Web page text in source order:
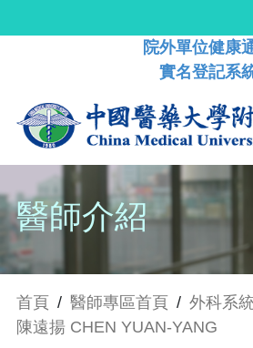
院外單位健康
實名登記系
醫師介紹
首頁 / 醫師專區首頁 / 外科系
陳遠揚 CHEN YUAN-YANG